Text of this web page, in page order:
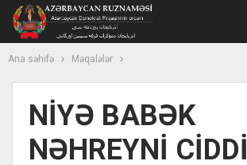
Ana səhifə Məqalələr
NİYƏ BABƏK
NƏHREYNİ CİDDİ